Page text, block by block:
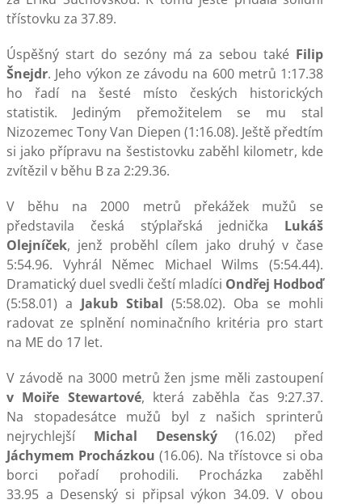
třístovku za 37.89.
Úspěšný start do sezóny má za sebou také Filip
Šnejdr. Jeho výkon ze závodu na 600 metrů 1:17.38
ho řadí na šesté místo českých historických
statistik. Jediným přemožitelem se mu stal
Nizozemec Tony Van Diepen (1:16.08). Ještě předtím
si jako přípravu na šestistovku zaběhl kilometr, kde
zvítězil v běhu B za 2:29.36.
V běhu na 2000 metrů překážek mužů se
představila česká stýplařská jednička Lukáš
Olejníček, jenž proběhl cílem jako druhý v čase
5:54.96. Vyhrál Němec Michael Wilms (5:54.44).
Dramatický duel svedli čeští mladíci Ondřej Hodboď
(5:58.01) a Jakub Stibal (5:58.02). Oba se mohli
radovat ze splnění nominačního kritéria pro start
na ME do 17 let.
V závodě na 3000 metrů žen jsme měli zastoupení
v Moiře Stewartové, která zaběhla čas 9:27.37.
Na stopadesátce mužů byl z našich sprinterů
nejrychlejší Michal Desenský(16.02) před
Jáchymem Procházkou (16.06). Na třístovce si oba
borci pořadí prohodili. Procházka zaběhl
33.95 a Desenský si připsal výkon 34.09. V obou